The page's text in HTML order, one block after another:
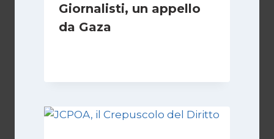
Giornalisti, un appello
da Gaza